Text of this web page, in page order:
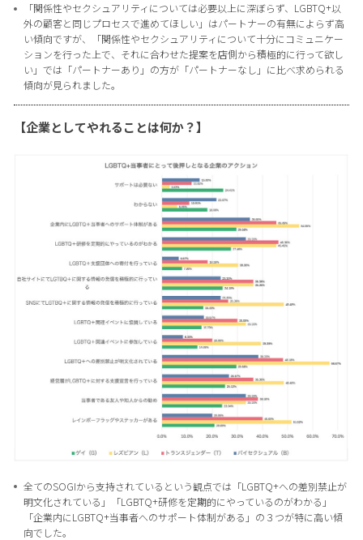
「関係性やセクシュアリティについては必要以上に深ぼらず、LGBTQ+以
外の顧客と同じプロセスで進めてほしい」はパートナーの有無によらず高
い傾向ですが、「関係性やセクシュアリティについて十分にコミュニケー
ションを行った上で、それに合わせた提案を店側から積極的に行って欲し
い」では「パートナーあり」の方が「パートナーなし」に比べ求められる
傾向が見られました。
【企業としてやれることは何か？】
全てのSOGIから支持されているという観点では「LGBTQ+への差別禁止が
明文化されている」「LGBTQ+研修を定期的にやっているのがわかる」
「企業内にLGBTQ+当事者へのサポート体制がある」の３つが特に高い傾
向でした。